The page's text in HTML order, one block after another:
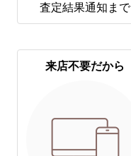
査定結果通知まで
来店不要だから